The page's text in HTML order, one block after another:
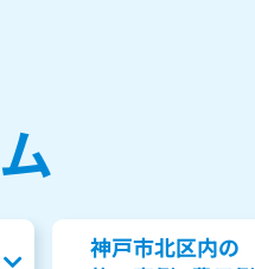
神戸市北区内の